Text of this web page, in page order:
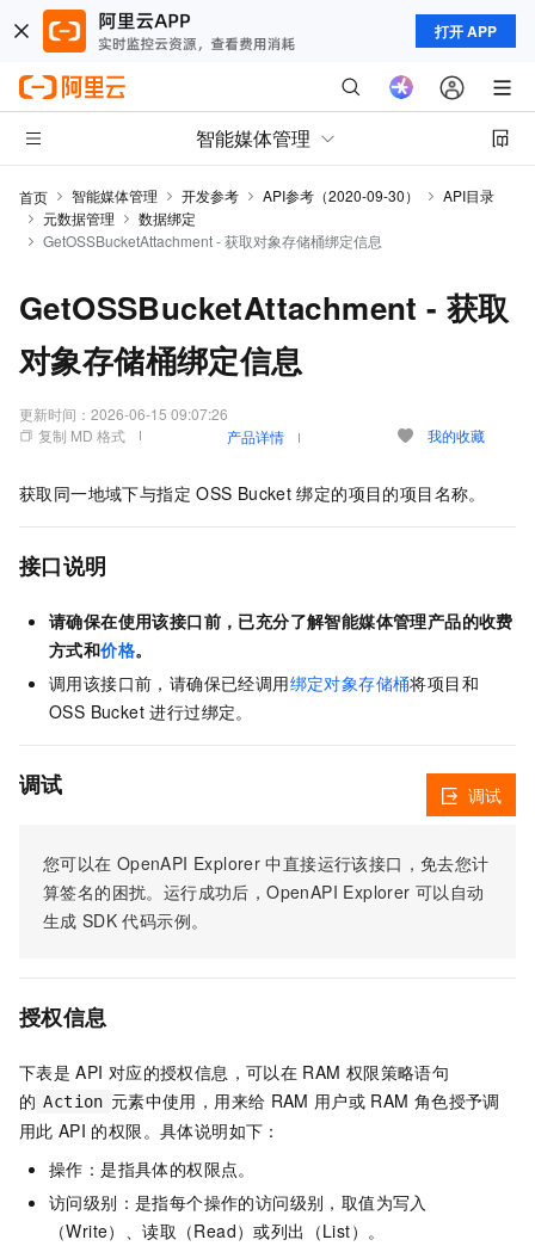
打开 APP
智能媒体管理
首页 智能媒体管理 开发参考 API参考（2020-09-30）
API目录
元数据管理
数据绑定
GetOSSBucketAttachment - 获取对象存储桶绑定信息
GetOSSBucketAttachment - 获取
对象存储桶绑定信息
更新时间： 2026-06-15 09:07:26
复制 MD 格式
产品详情 我的收藏
获取同一地域下与指定 OSS Bucket 绑定的项目的项目名称。
接口说明
请确保在使用该接口前，已充分了解智能媒体管理产品的收费
方式和价格。
调用该接口前，请确保已经调用绑定对象存储桶将项目和
OSS Bucket 进行过绑定。
调试
您可以在 OpenAPI Explorer 中直接运行该接口，免去您计
算签名的困扰。运行成功后，OpenAPI Explorer 可以自动
生成 SDK 代码示例。
调试
授权信息
下表是 API 对应的授权信息，可以在 RAM 权限策略语句
的 Action 元素中使用，用来给 RAM 用户或 RAM 角色授予调
用此 API 的权限。具体说明如下：
操作：是指具体的权限点。
访问级别：是指每个操作的访问级别，取值为写入
（Write）、读取（Read）或列出（List）。